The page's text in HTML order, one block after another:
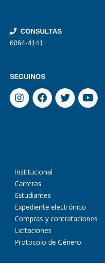
CONSULTAS
6064-4141
SEGUINOS
Institucional
Carreras
Estudiantes
Expediente electrónico
Compras y contrataciones
Licitaciones
Protocolo de Género